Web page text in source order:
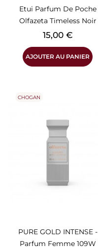
Etui Parfum De Poche
Olfazeta Timeless Noir
Prix
15,00 €
AJOUTER AU PANIER
PURE GOLD INTENSE -
Parfum Femme 109W
CHOGAN